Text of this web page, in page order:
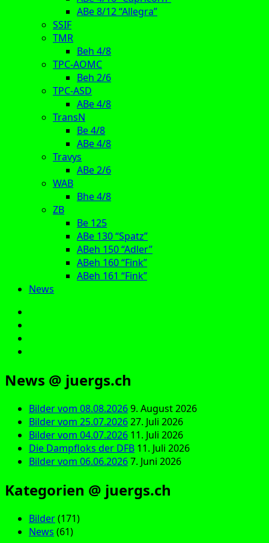
ABe 8/12 “Allegra”
SSIF
TMR
Beh 4/8
TPC-AOMC
Beh 2/6
TPC-ASD
ABe 4/8
TransN
Be 4/8
ABe 4/8
Travys
ABe 2/6
WAB
Bhe 4/8
ZB
Be 125
ABe 130 “Spatz”
ABeh 150 “Adler”
ABeh 160 “Fink”
ABeh 161 “Fink”
News
News @ juergs.ch
Bilder vom 08.08.20269. August 2026
Bilder vom 25.07.202627. Juli 2026
Bilder vom 04.07.2026 11. Juli 2026
Die Dampfloks der DFB 11. Juli 2026
Bilder vom 06.06.20267. Juni 2026
Kategorien @ juergs.ch
Bilder(171)
News (61)